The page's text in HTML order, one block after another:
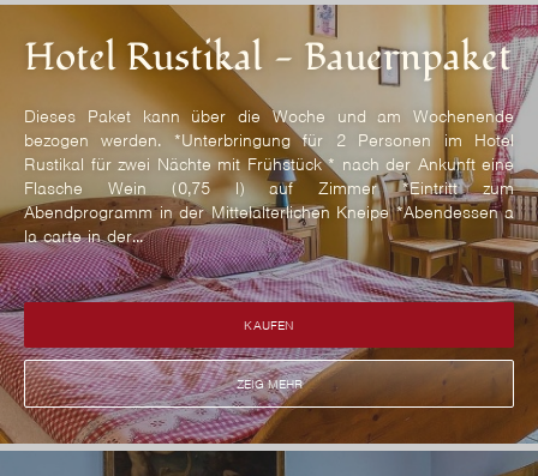
Hotel Rustikal - Bauernpaket
Dieses Paket kann über die Woche und am Wochenende
bezogen werden. *Unterbringung für 2 Personen im Hotel
Rustikal für zwei Nächte mit Frühstück * nach der Ankunft eine
Flasche Wein (0,75 l) auf Zimmer *Eintritt zum
Abendprogramm in der Mittelalterlichen Kneipe *Abendessen a
la carte in der...
KAUFEN
ZEIG MEHR